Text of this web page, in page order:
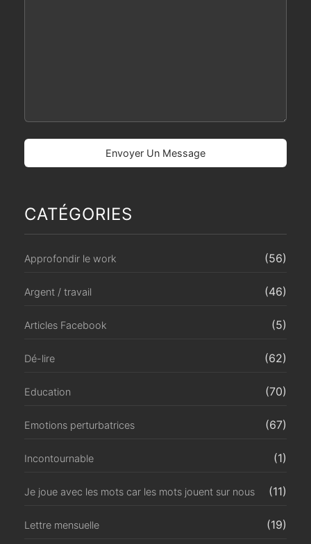
CATÉGORIES
Approfondir le work (56)
Argent / travail (46)
Articles Facebook (5)
Dé-lire (62)
Education (70)
Emotions perturbatrices (67)
Incontournable (1)
Je joue avec les mots car les mots jouent sur nous (11)
Lettre mensuelle (19)